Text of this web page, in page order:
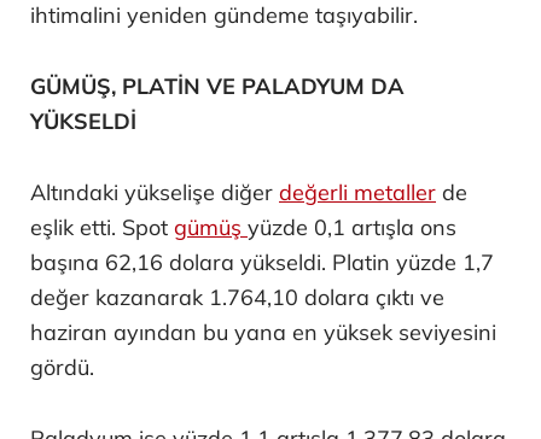
ihtimalini yeniden gündeme taşıyabilir.
GÜMÜŞ, PLATİN VE PALADYUM DA
YÜKSELDİ
Altındaki yükselişe diğer değerli metaller de
eşlik etti. Spot gümüş yüzde 0,1 artışla ons
başına 62,16 dolara yükseldi. Platin yüzde 1,7
değer kazanarak 1.764,10 dolara çıktı ve
haziran ayından bu yana en yüksek seviyesini
gördü.